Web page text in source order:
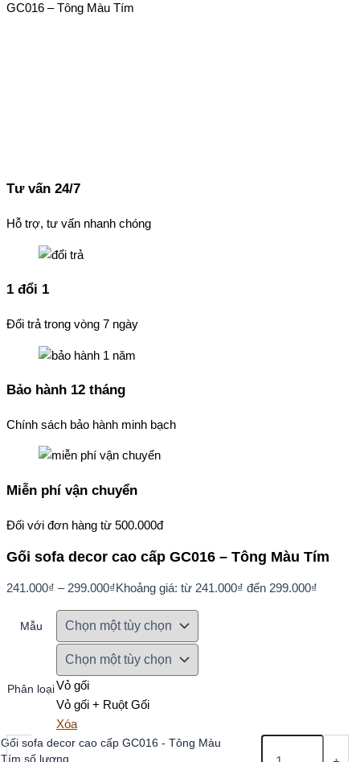
GC016 – Tông Màu Tím
Tư vấn 24/7
Hỗ trợ, tư vấn nhanh chóng
1 đổi 1
Đổi trả trong vòng 7 ngày
Bảo hành 12 tháng
Chính sách bảo hành minh bạch
Miễn phí vận chuyển
Đối với đơn hàng từ 500.000đ
Gối sofa decor cao cấp GC016 – Tông Màu Tím
241.000₫ – 299.000₫Khoảng giá: từ 241.000₫ đến 299.000₫
Mẫu
Phân loạiVỏ gối
Vỏ gối + Ruột Gối
Xóa
Gối sofa decor cao cấp GC016 - Tông Màu
Tím số lượng